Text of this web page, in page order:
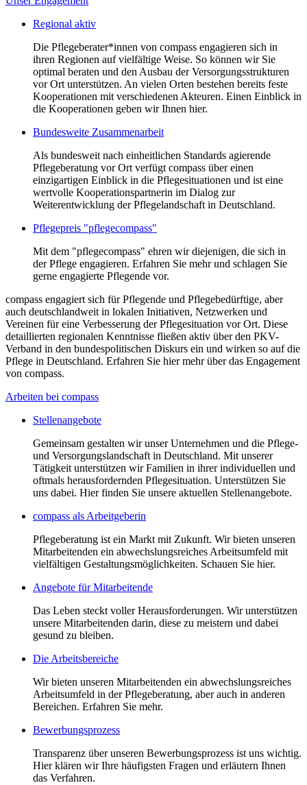
Regional aktiv
Die Pflegeberater*innen von compass engagieren sich in
ihren Regionen auf vielfältige Weise. So können wir Sie
optimal beraten und den Ausbau der Versorgungsstrukturen
vor Ort unterstützen. An vielen Orten bestehen bereits feste
Kooperationen mit verschiedenen Akteuren. Einen Einblick in
die Kooperationen geben wir Ihnen hier.
Bundesweite Zusammenarbeit
Als bundesweit nach einheitlichen Standards agierende
Pflegeberatung vor Ort verfügt compass über einen
einzigartigen Einblick in die Pflegesituationen und ist eine
wertvolle Kooperationspartnerin im Dialog zur
Weiterentwicklung der Pflegelandschaft in Deutschland.
Pflegepreis "pflegecompass"
Mit dem "pflegecompass" ehren wir diejenigen, die sich in
der Pflege engagieren. Erfahren Sie mehr und schlagen Sie
gerne engagierte Pflegende vor.
compass engagiert sich für Pflegende und Pflegebedürftige, aber
auch deutschlandweit in lokalen Initiativen, Netzwerken und
Vereinen für eine Verbesserung der Pflegesituation vor Ort. Diese
detaillierten regionalen Kenntnisse fließen aktiv über den PKV-
Verband in den bundespolitischen Diskurs ein und wirken so auf die
Pflege in Deutschland. Erfahren Sie hier mehr über das Engagement
von compass.
Arbeiten bei compass
Stellenangebote
Gemeinsam gestalten wir unser Unternehmen und die Pflege-
und Versorgungslandschaft in Deutschland. Mit unserer
Tätigkeit unterstützen wir Familien in ihrer individuellen und
oftmals herausfordernden Pflegesituation. Unterstützen Sie
uns dabei. Hier finden Sie unsere aktuellen Stellenangebote.
compass als Arbeitgeberin
Pflegeberatung ist ein Markt mit Zukunft. Wir bieten unseren
Mitarbeitenden ein abwechslungsreiches Arbeitsumfeld mit
vielfältigen Gestaltungsmöglichkeiten. Schauen Sie hier.
Angebote für Mitarbeitende
Das Leben steckt voller Herausforderungen. Wir unterstützen
unsere Mitarbeitenden darin, diese zu meistern und dabei
gesund zu bleiben.
Die Arbeitsbereiche
Wir bieten unseren Mitarbeitenden ein abwechslungsreiches
Arbeitsumfeld in der Pflegeberatung, aber auch in anderen
Bereichen. Erfahren Sie mehr.
Bewerbungsprozess
Transparenz über unseren Bewerbungsprozess ist uns wichtig.
Hier klären wir Ihre häufigsten Fragen und erläutern Ihnen
das Verfahren.